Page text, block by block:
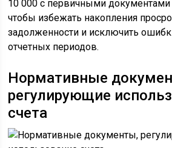
10 000 с первичными документами
чтобы избежать накопления
задолженности и исключить
отчетных периодов.
Нормативные
регулирующие
счета